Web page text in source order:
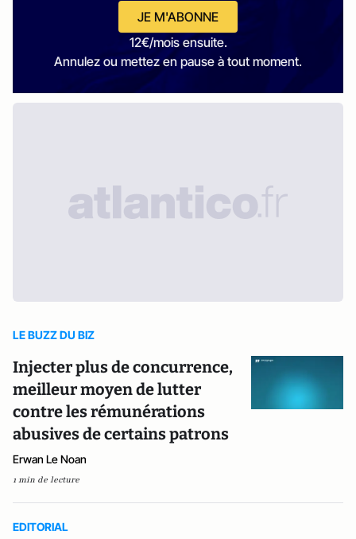
JE M'ABONNE
12€/mois ensuite.
Annulez ou mettez en pause à tout moment.
LE BUZZ DU BIZ
Injecter plus de concurrence,
meilleur moyen de lutter
contre les rémunérations
abusives de certains patrons
Erwan Le Noan
1 min de lecture
EDITORIAL